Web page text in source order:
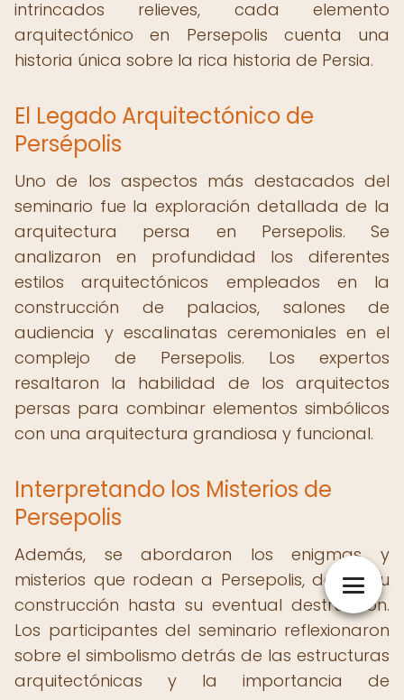
intrincados relieves, cada elemento
arquitectónico en Persepolis cuenta una
historia única sobre la rica historia de Persia.
El Legado Arquitectónico de
Persépolis
Uno de los aspectos más destacados del
seminario fue la exploración detallada de la
arquitectura persa en Persepolis. Se
analizaron en profundidad los diferentes
estilos arquitectónicos empleados en la
construcción de palacios, salones de
audiencia y escalinatas ceremoniales en el
complejo de Persepolis. Los expertos
resaltaron la habilidad de los arquitectos
persas para combinar elementos simbólicos
con una arquitectura grandiosa y funcional.
Interpretando los Misterios de
Persepolis
Además, se abordaron los enigmas y
misterios que rodean a Persepolis, desde su
construcción hasta su eventual destrucción.
Los participantes del seminario reflexionaron
sobre el simbolismo detrás de las estructuras
arquitectónicas y la importancia de